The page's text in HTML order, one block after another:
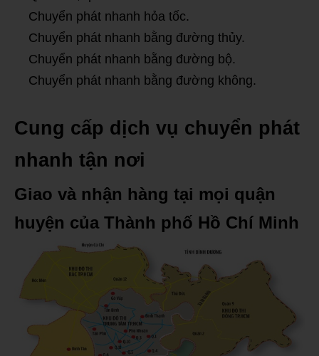
Chuyển phát nhanh hỏa tốc.
Chuyển phát nhanh bằng đường thủy.
Chuyển phát nhanh bằng đường bộ.
Chuyển phát nhanh bằng đường không.
Cung cấp dịch vụ chuyển phát
nhanh tận nơi
Giao và nhận hàng tại mọi quận
huyện của Thành phố Hồ Chí Minh